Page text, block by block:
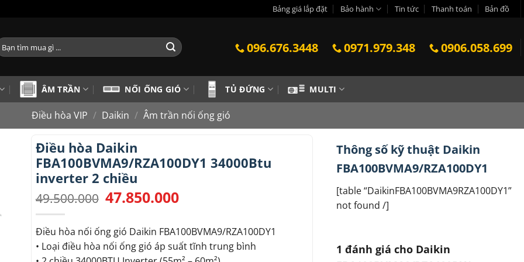
Bảng giá lắp đặt Bảo hành Tin tức Thanh toán Bản đồ
096.676.3448 0971.979.348 0906.058.699
ÂM TRẦN NỐI ỐNG GIÓ TỦ ĐỨNG MULTI
Điều hòa VIP / Daikin / Âm trần nối ống gió
Điều hòa Daikin
FBA100BVMA9/RZA100DY1 34000Btu
inverter 2 chiều
49.500.000 Giá
gốc
49.500.000.
47.850.000
là:
47.850.000.
Điều hòa nối ống gió Daikin FBA100BVMA9/RZA100DY1
• Loại điều hòa nối ống gió áp suất tĩnh trung bình
Thông số kỹ thuật Daikin
FBA100BVMA9/RZA100DY1
[table “DaikinFBA100BVMA9RZA100DY1”
not found /]
1 đánh giá cho Daikin